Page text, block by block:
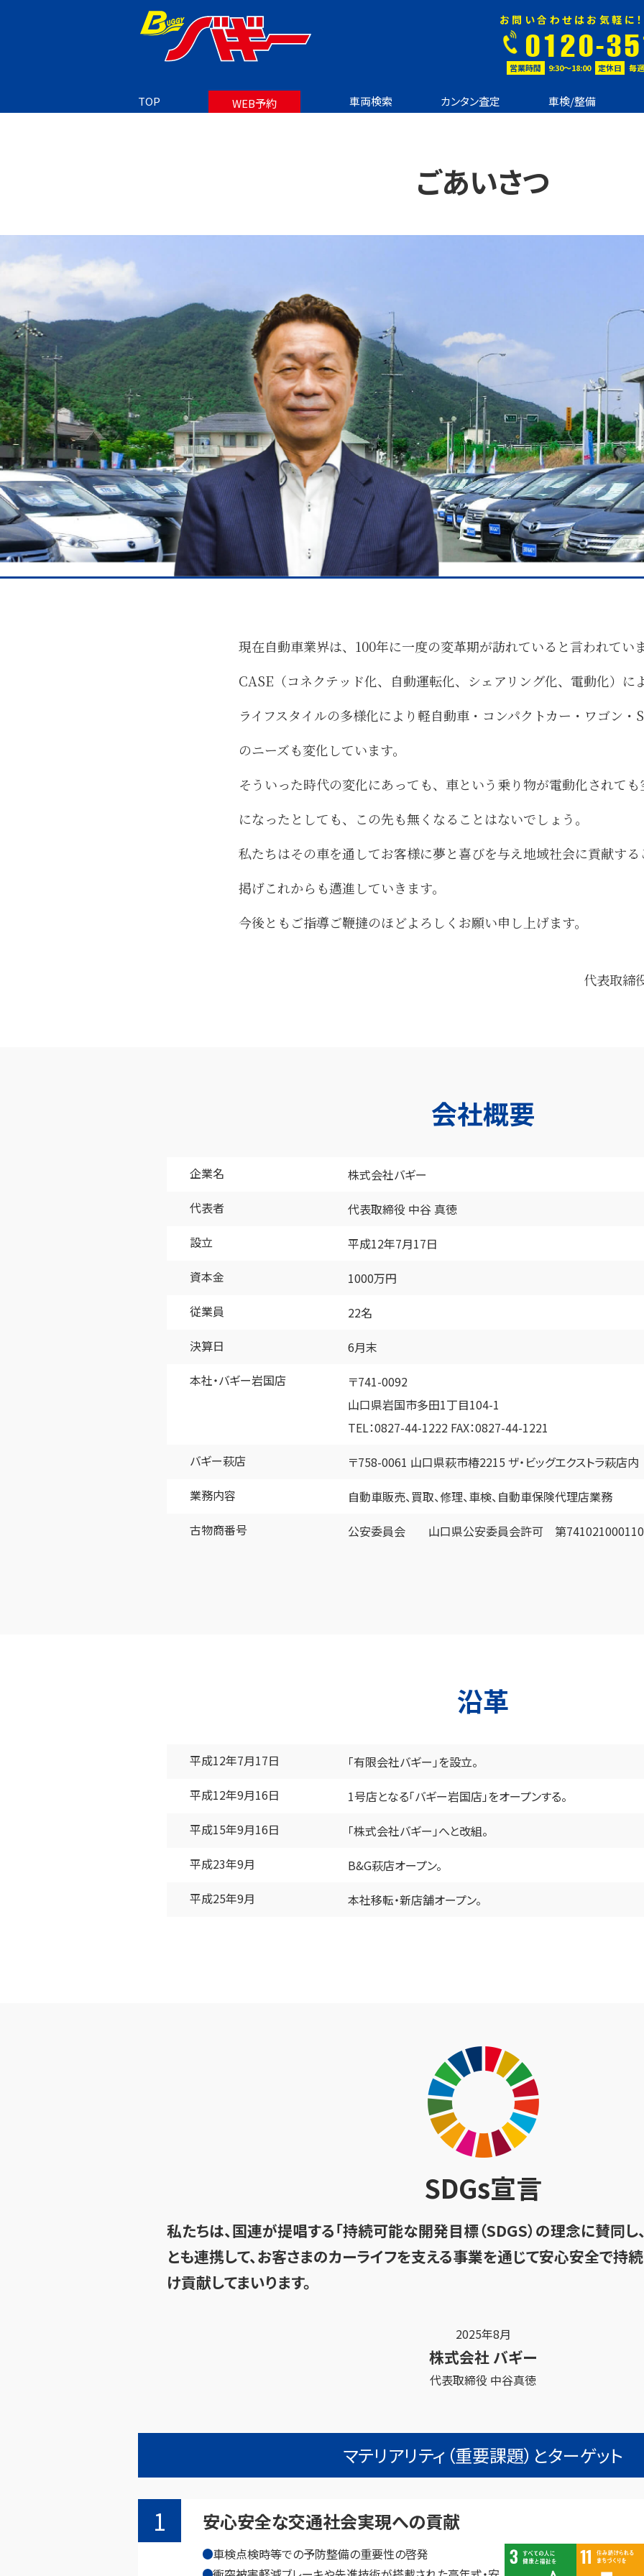
お問い合わせはお気軽に
0120-
営業時間 9:30〜18:00 定休日 毎
TOP WEB予約 車両検索 カンタン査定 車検/整備
ごあいさつ
現在自動車業界は、100年に一度の変革期が訪れていると言われてい
CASE（コネクテッド化、自動運転化、シェアリング化、電動化）に
ライフスタイルの多様化により軽自動車・コンパクトカー・ワゴン・
のニーズも変化しています。
そういった時代の変化にあっても、車という乗り物が電動化されて
になったとしても、この先も無くなることはないでしょう。
私たちはその車を通してお客様に夢と喜びを与え地域社会に貢献す
掲げこれからも邁進していきます。
今後ともご指導ご鞭撻のほどよろしくお願い申し上げます。
代表取締
会社概要
企業名
株式会社バギー
代表者
代表取締役 中谷 真徳
設立
平成12年7月17日
資本金
1000万円
従業員
22名
決算日
6月末
本社・バギー岩国店
〒741-0092
山口県岩国市多田1丁目104-1
TEL：0827-44-1222 FAX：0827-44-1221
バギー萩店
〒758-0061 山口県萩市椿2215 ザ・ビッグエクストラ萩店内
業務内容
自動車販売、買取、修理、車検、 自動車保険代理店業務
古物商番号
公安委員会 山口県公安委員会許可 第
沿革
平成12年7月17日
「有限会社バギー」を設立。
平成12年9月16日
1号店となる「バギー岩国店」をオープンする。
平成15年9月16日
「株式会社バギー」へと改組。
平成23年9月
B&G萩店オープン。
平成25年9月
本社移転・新店舗オープン。
SDGs宣言
私たちは、国連が提唱する「持続可能な開発目標（SDGS）の理念に賛同
とも連携して、お客さまのカーライフを支える事業を通じて安心安全で
け貢献してまいります。
2025年8月
株式会社 バギー
代表取締役 中谷真徳
マテリアリティ（重要課題）とターゲット
安心安全な交通社会実現への貢献
車検点検時等での予防整備の重要性の啓発